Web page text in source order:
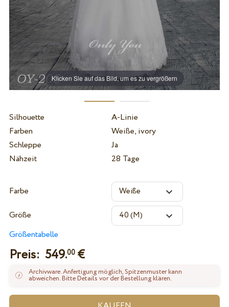
Klicken Sie auf das Bild, um es zu vergrößern
Silhouette
A-Linie
Farben
Weiße, ivory
Schleppe
Ja
Nähzeit
28 Tage
Farbe
Größe
Größentabelle
Preis: 549.00€
Archivware. Anfertigung möglich, Spitzenmuster kann
abweichen. Bitte Details vor der Bestellung klären.